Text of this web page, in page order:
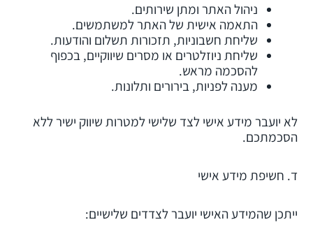
ניהול האתר ומתן שירותים.
התאמה אישית של האתר למשתמשים.
שליחת חשבוניות, תזכורות תשלום והודעות.
שליחת ניוזלטרים או מסרים שיווקיים, בכפוף
להסכמה מראש.
מענה לפניות, בירורים ותלונות.
לא יועבר מידע אישי לצד שלישי למטרות שיווק ישיר ללא
הסכמתכם.
ד. חשיפת מידע אישי
ייתכן שהמידע האישי יועבר לצדדים שלישיים: